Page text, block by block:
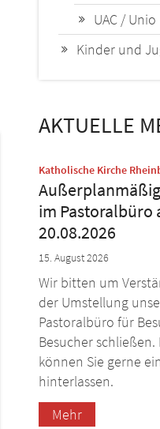
UAC / Unio
Kinder und
AKTUELLE
Katholische Kirche
im Pastoralbüro
20.08.2026
15. August 2026
Wir bitten um
der Umstellung
Pastoralbüro für
Besucher
können Sie gerne
hinterlassen.
Mehr